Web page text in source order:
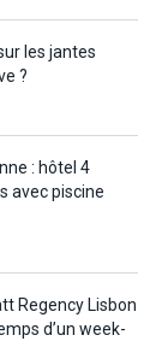
les jantes
?
: hôtel 4
avec piscine
Regency Lisbon
d’un week-